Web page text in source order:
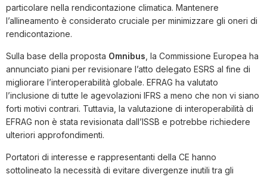
particolare nella rendicontazione climatica. Mantenere
l’allineamento è considerato cruciale per minimizzare gli oneri di
rendicontazione.
Sulla base della proposta Omnibus , la Commissione Europea ha
annunciato piani per revisionare l’atto delegato ESRS al fine di
migliorare l’interoperabilità globale. EFRAG ha valutato
l’inclusione di tutte le agevolazioni IFRS a meno che non vi siano
forti motivi contrari. Tuttavia, la valutazione di interoperabilità di
EFRAG non è stata revisionata dall’ISSB e potrebbe richiedere
ulteriori approfondimenti.
Portatori di interesse e rappresentanti della CE hanno
sottolineato la necessità di evitare divergenze inutili tra gli